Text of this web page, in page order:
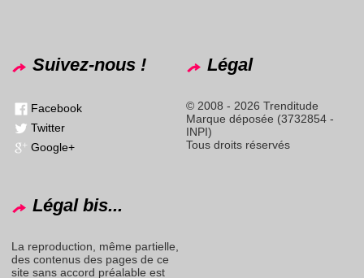
Suivez-nous !
Facebook
Twitter
Google+
Légal
© 2008 - 2026 Trenditude
Marque déposée (3732854 -
INPI)
Tous droits réservés
Légal bis...
La reproduction, même partielle,
des contenus des pages de ce
site sans accord préalable est